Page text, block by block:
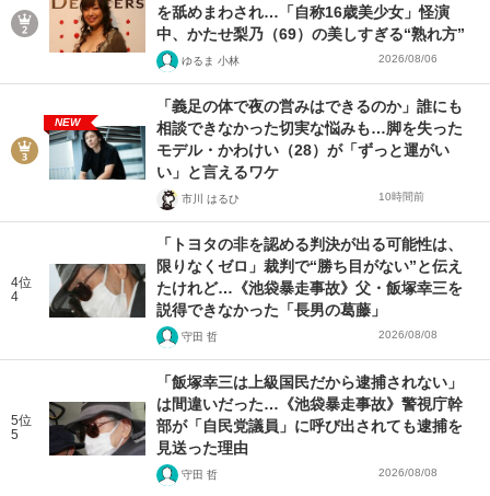
を舐めまわされ…「自称16歳美少女」怪演
中、かたせ梨乃（69）の美しすぎる“熟れ方”
ゆるま 小林 2026/08/06
NEW
「義足の体で夜の営みはできるのか」誰にも
相談できなかった切実な悩みも…脚を失った
モデル・かわけい（28）が「ずっと運がい
い」と言えるワケ
市川 はるひ 10時間前
4位
4
「トヨタの非を認める判決が出る可能性は、
限りなくゼロ」裁判で“勝ち目がない”と伝え
たけれど…《池袋暴走事故》父・飯塚幸三を
説得できなかった「長男の葛藤」
守田 哲 2026/08/08
5位
5
「飯塚幸三は上級国民だから逮捕されない」
は間違いだった…《池袋暴走事故》警視庁幹
部が「自民党議員」に呼び出されても逮捕を
見送った理由
守田 哲 2026/08/08